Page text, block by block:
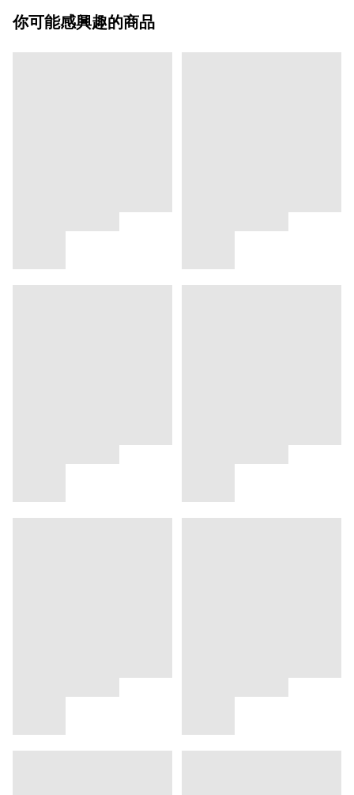
你可能感興趣的商品